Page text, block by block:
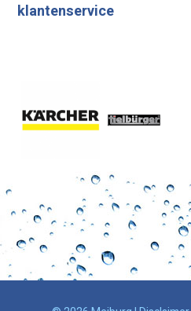
klantenservice